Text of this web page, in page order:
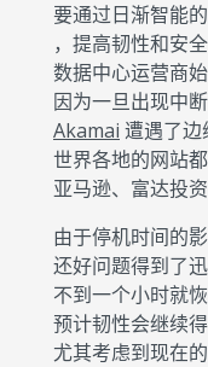
要通过日渐智能
，提高韧性和安全
数据中心运营商
因为一旦出现中
Akamai 遭遇了边
世界各地的网站
亚马逊、富达投资
由于停机时间的
还好问题得到了迅
不到一个小时就
预计韧性会继续得
尤其考虑到现在